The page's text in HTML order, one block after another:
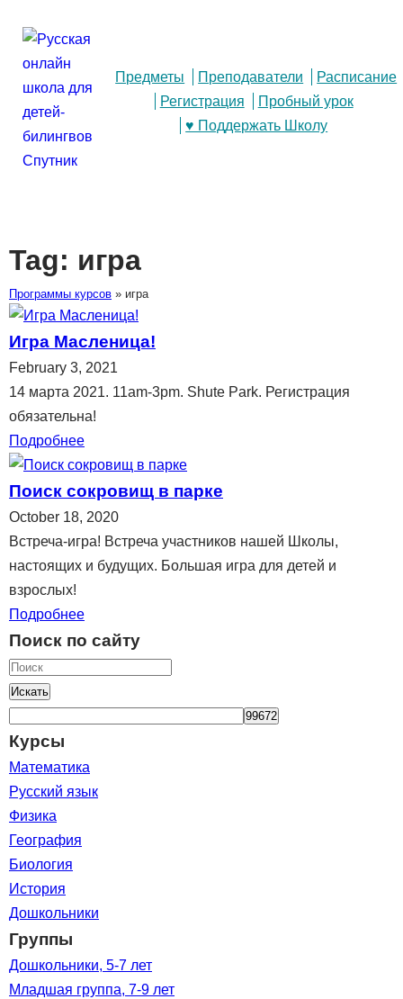
Предметы Преподаватели
Расписание
Регистрация
Пробный урок
♥ Поддержать Школу
Tag: игра
Программы курсов » игра
Игра Масленица!
February 3, 2021
14 марта 2021. 11am-3pm. Shute Park. Регистрация
обязательна!
Подробнее
Поиск сокровищ в парке
October 18, 2020
Встреча-игра! Встреча участников нашей Школы,
настоящих и будущих. Большая игра для детей и
взрослых!
Подробнее
Поиск по сайту
Искать
Курсы
Математика
Русский язык
Физика
География
Биология
История
Дошкольники
Группы
Дошкольники, 5-7 лет
Младшая группа, 7-9 лет